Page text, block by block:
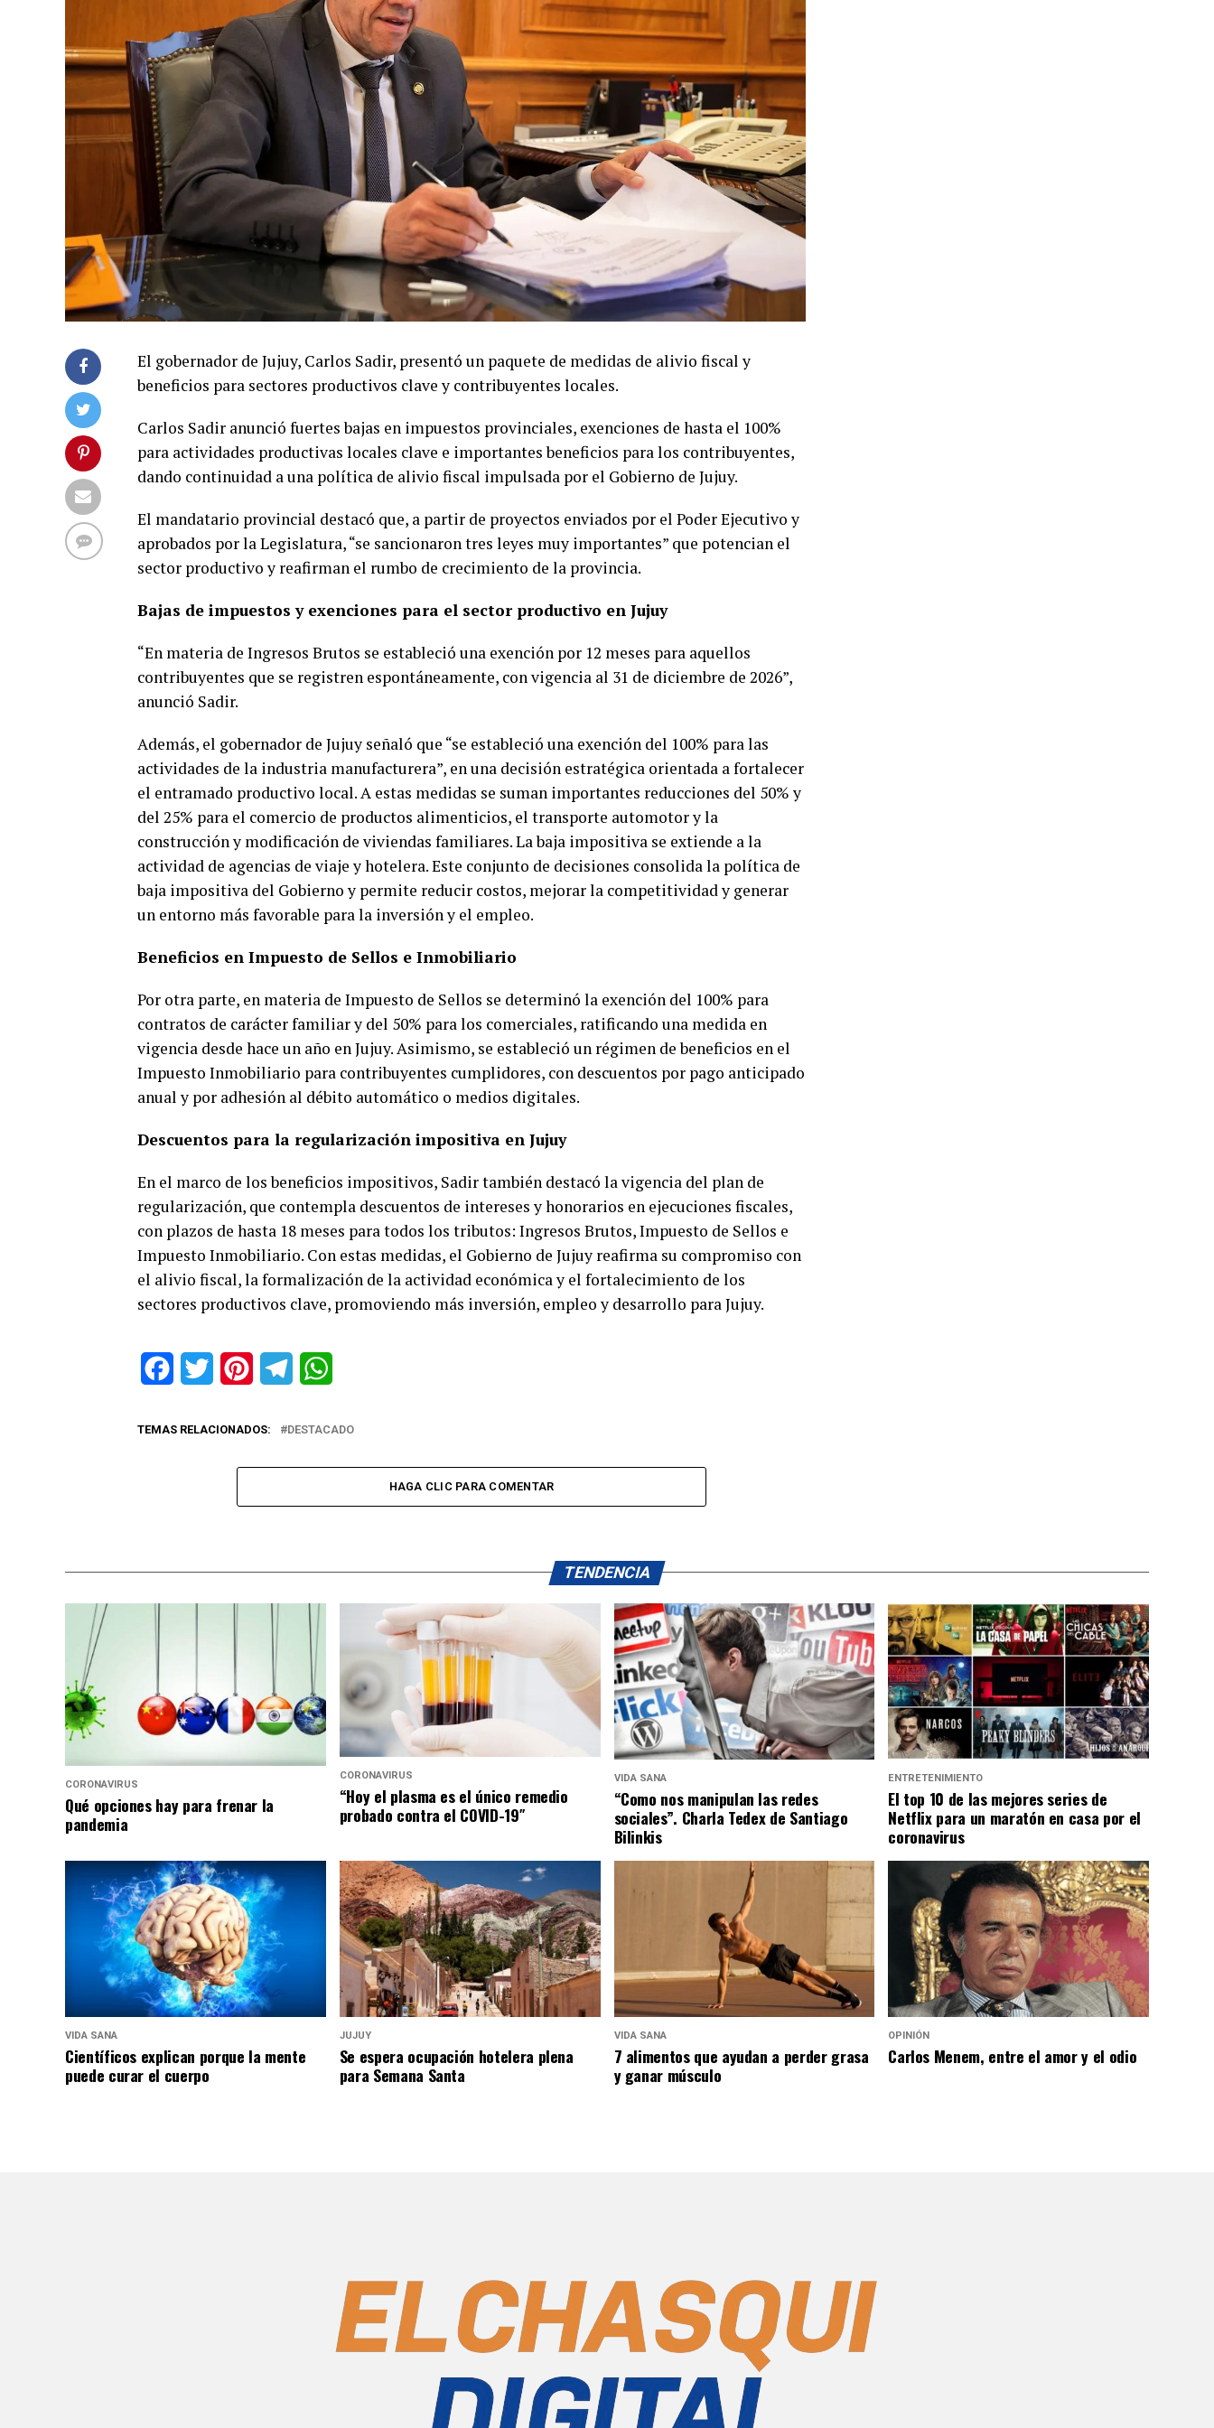
El gobernador de Jujuy, Carlos Sadir, presentó un paquete de medidas de alivio fiscal y
beneficios para sectores productivos clave y contribuyentes locales.
Carlos Sadir anunció fuertes bajas en impuestos provinciales, exenciones de hasta el 100%
para actividades productivas locales clave e importantes beneficios para los contribuyentes,
dando continuidad a una política de alivio fiscal impulsada por el Gobierno de Jujuy.
El mandatario provincial destacó que, a partir de proyectos enviados por el Poder Ejecutivo y
aprobados por la Legislatura, “se sancionaron tres leyes muy importantes” que potencian el
sector productivo y reafirman el rumbo de crecimiento de la provincia.
Bajas de impuestos y exenciones para el sector productivo en Jujuy
“En materia de Ingresos Brutos se estableció una exención por 12 meses para aquellos
contribuyentes que se registren espontáneamente, con vigencia al 31 de diciembre de 2026”,
anunció Sadir.
Además, el gobernador de Jujuy señaló que “se estableció una exención del 100% para las
actividades de la industria manufacturera”, en una decisión estratégica orientada a fortalecer
el entramado productivo local. A estas medidas se suman importantes reducciones del 50% y
del 25% para el comercio de productos alimenticios, el transporte automotor y la
construcción y modificación de viviendas familiares. La baja impositiva se extiende a la
actividad de agencias de viaje y hotelera. Este conjunto de decisiones consolida la política de
baja impositiva del Gobierno y permite reducir costos, mejorar la competitividad y generar
un entorno más favorable para la inversión y el empleo.
Beneficios en Impuesto de Sellos e Inmobiliario
Por otra parte, en materia de Impuesto de Sellos se determinó la exención del 100% para
contratos de carácter familiar y del 50% para los comerciales, ratificando una medida en
vigencia desde hace un año en Jujuy. Asimismo, se estableció un régimen de beneficios en el
Impuesto Inmobiliario para contribuyentes cumplidores, con descuentos por pago anticipado
anual y por adhesión al débito automático o medios digitales.
Descuentos para la regularización impositiva en Jujuy
En el marco de los beneficios impositivos, Sadir también destacó la vigencia del plan de
regularización, que contempla descuentos de intereses y honorarios en ejecuciones fiscales,
con plazos de hasta 18 meses para todos los tributos: Ingresos Brutos, Impuesto de Sellos e
Impuesto Inmobiliario. Con estas medidas, el Gobierno de Jujuy reafirma su compromiso con
el alivio fiscal, la formalización de la actividad económica y el fortalecimiento de los
sectores productivos clave, promoviendo más inversión, empleo y desarrollo para Jujuy.
FacebookTwitter PinterestTelegram
TEMAS RELACIONADOS: DESTACADO
HAGA CLIC PARA COMENTAR
TENDENCIA
CORONAVIRUS
Qué opciones hay para frenar la
pandemia
CORONAVIRUS
“Hoy el plasma es el único remedio
probado contra el COVID-19″
VIDA SANA
“Como nos manipulan las redes
sociales”. Charla Tedex de Santiago
Bilinkis
ENTRETENIMIENTO
El top 10 de las mejores series de
Netflix para un maratón en casa por el
coronavirus
VIDA SANA
Científicos explican porque la mente
puede curar el cuerpo
JUJUY
Se espera ocupación hotelera plena
para Semana Santa
VIDA SANA
7 alimentos que ayudan a perder grasa
y ganar músculo
OPINIÓN
Carlos Menem, entre el amor y el odio